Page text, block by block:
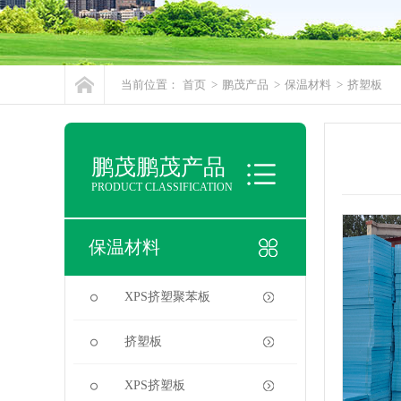
当前位置： 首页 > 鹏茂产品 > 保温材料 > 挤塑板
鹏茂鹏茂产品
PRODUCT CLASSIFICATION
保温材料
XPS挤塑聚苯板
挤塑板
XPS挤塑板